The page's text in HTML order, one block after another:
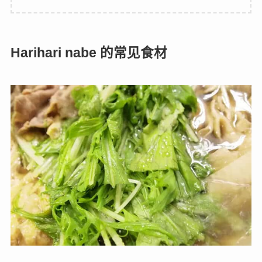
Harihari nabe 的常见食材